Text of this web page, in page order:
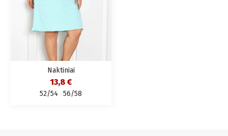
Naktiniai
13,8 €
52/54 56/58